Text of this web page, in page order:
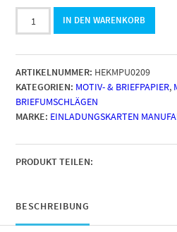
10
Briefpapiere
Briefumschläge
SET
|
Marmor
rot
Papier
und
Design-
Motiv
IN DEN WARENKORB
ARTIKELNUMMER: HEKMPU0209
KATEGORIEN: MOTIV- & BRIEFPAPIER,
BRIEFUMSCHLÄGEN
MARKE: EINLADUNGSKARTEN
PRODUKT TEILEN:
BESCHREIBUNG